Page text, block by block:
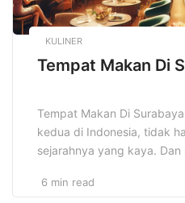
KULINER
Tempat Makan Di
Tempat Makan Di
kedua di Indonesia, tidak
sejarahnya yang kaya.
menggoda. Pada tahun
6 min read